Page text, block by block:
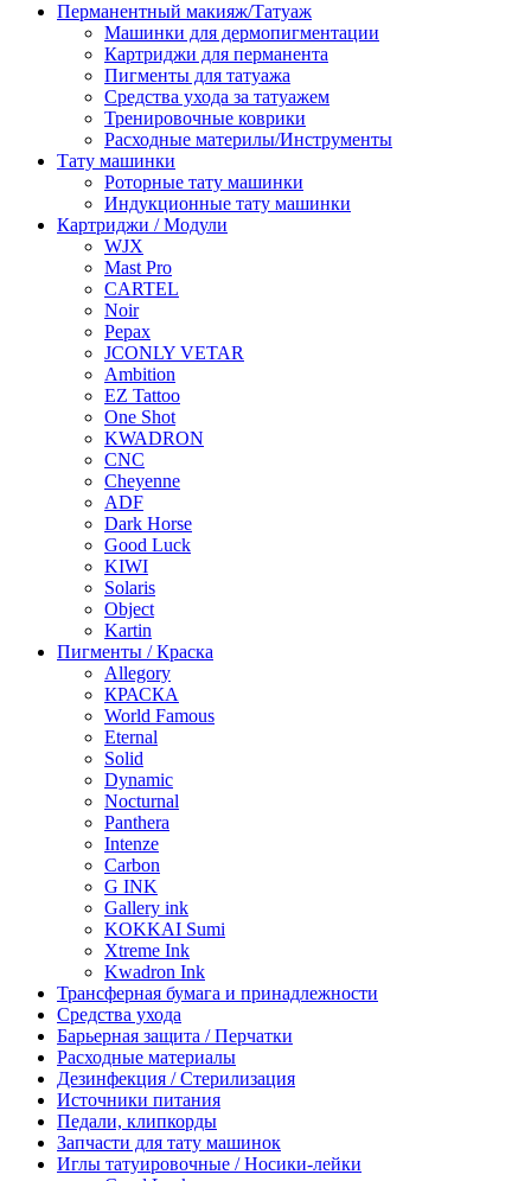
Перманентный макияж/Татуаж
Машинки для дермопигментации
Картриджи для перманента
Пигменты для татуажа
Средства ухода за татуажем
Тренировочные коврики
Расходные материлы/Инструменты
Тату машинки
Роторные тату машинки
Индукционные тату машинки
Картриджи / Модули
WJX
Mast Pro
CARTEL
Noir
Pepax
JCONLY VETAR
Ambition
EZ Tattoo
One Shot
KWADRON
CNC
Cheyenne
ADF
Dark Horse
Good Luck
KIWI
Solaris
Object
Kartin
Пигменты / Краска
Allegory
КРАСКА
World Famous
Eternal
Solid
Dynamic
Nocturnal
Panthera
Intenze
Carbon
G INK
Gallery ink
KOKKAI Sumi
Xtreme Ink
Kwadron Ink
Трансферная бумага и принадлежности
Средства ухода
Барьерная защита / Перчатки
Расходные материалы
Дезинфекция / Стерилизация
Источники питания
Педали, клипкорды
Запчасти для тату машинок
Иглы татуировочные / Носики-лейки